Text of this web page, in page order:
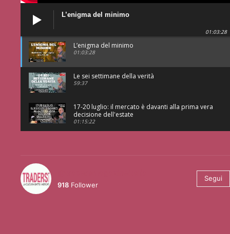
L’enigma del minimo
01:03:28
L’enigma del minimo
01:03:28
Le sei settimane della verità
59:37
17-20 luglio: il mercato è davanti alla prima vera
decisione dell'estate
01:15:22
918 Follower
Segui